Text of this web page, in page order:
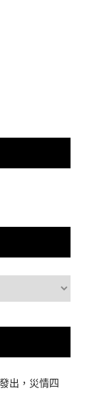
出，災情四